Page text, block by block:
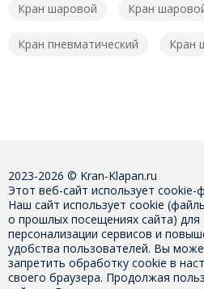
Кран шаровой Кран
Кран пневматический Кран
2023-2026 © Kran-Klapan.ru
Этот веб-сайт использует cookie-
Наш сайт использует cookie
о прошлых посещениях сайта) для
персонализации сервисов и
удобства пользователей. Вы
запретить обработку cookie в
своего браузера. Продолжая